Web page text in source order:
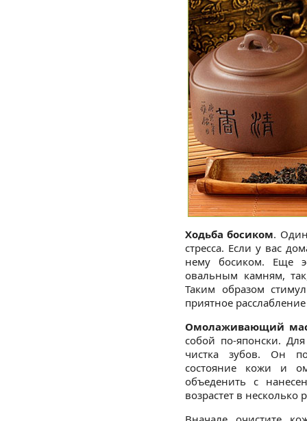
Ходьба босиком.
стресса. Если у вас
нему босиком. Еще
овальным камням,
Таким образом
приятное
Омолаживающий
собой по-японски.
чистка зубов. Он
состояние кожи и
объеденить с
возрастет в несколько